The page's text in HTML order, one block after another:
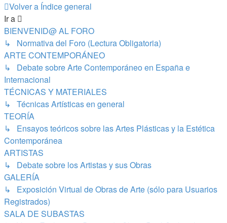
Volver a Índice general
Ir a
BIENVENID@ AL FORO
↳ Normativa del Foro (Lectura Obligatoria)
ARTE CONTEMPORÁNEO
↳ Debate sobre Arte Contemporáneo en España e
Internacional
TÉCNICAS Y MATERIALES
↳ Técnicas Artísticas en general
TEORÍA
↳ Ensayos teóricos sobre las Artes Plásticas y la Estética
Contemporánea
ARTISTAS
↳ Debate sobre los Artistas y sus Obras
GALERÍA
↳ Exposición Virtual de Obras de Arte (sólo para Usuarios
Registrados)
SALA DE SUBASTAS